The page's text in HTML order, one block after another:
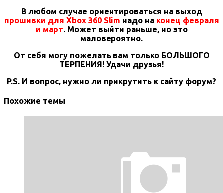
В любом случае ориентироваться на выход
прошивки для Xbox 360 Slim надо на конец февраля
и март. Может выйти раньше, но это
маловероятно.
От себя могу пожелать вам только БОЛЬШОГО
ТЕРПЕНИЯ! Удачи друзья!
P.S. И вопрос, нужно ли прикрутить к сайту форум?
Похожие темы